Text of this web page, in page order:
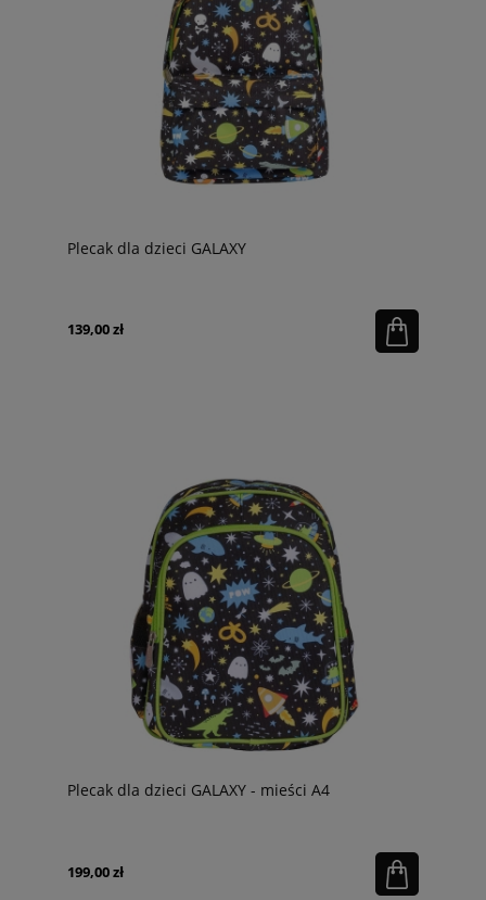
Plecak dla dzieci GALAXY
139,00 zł
Plecak dla dzieci GALAXY - mieści A4
199,00 zł